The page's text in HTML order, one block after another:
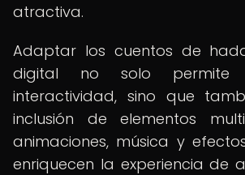
atractiva.
Adaptar los cuentos de
digital no solo permite
interactividad, sino que
inclusión de elementos
animaciones, música y
enriquecen la experiencia de